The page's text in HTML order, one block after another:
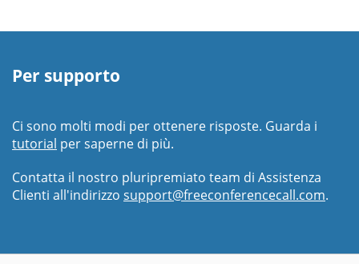
Per supporto
Ci sono molti modi per ottenere risposte. Guarda i
tutorial per saperne di più.
Contatta il nostro pluripremiato team di Assistenza
Clienti all'indirizzo support@freeconferencecall.com.